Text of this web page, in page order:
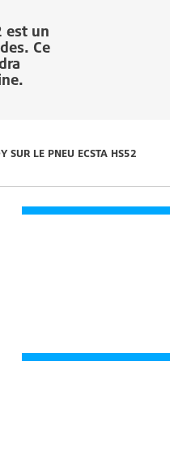
est un
Ce
SUR LE PNEU ECSTA HS52